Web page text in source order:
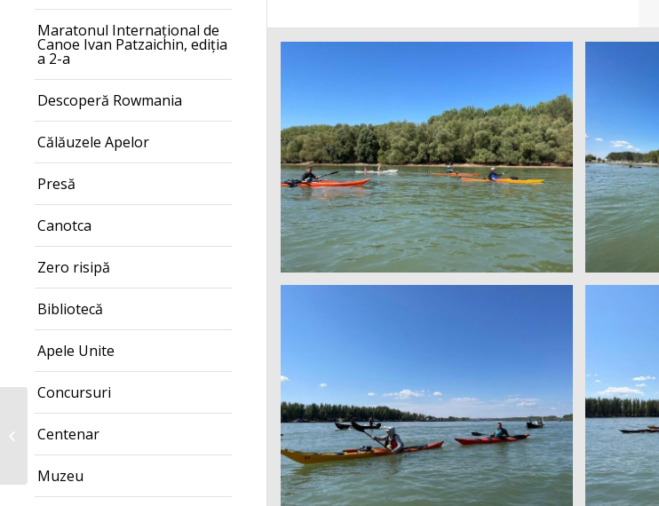
Maratonul Internațional de
Canoe Ivan Patzaichin, ediția
a 2-a
Descoperă Rowmania
Călăuzele Apelor
Presă
Canotca
Zero risipă
Bibliotecă
Apele Unite
Concursuri
Centenar
Muzeu
#foto – Festivalul Ivan
Patzaichin 2022 –
deschidere